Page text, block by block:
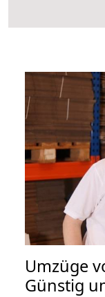
Umzüge
Günstig